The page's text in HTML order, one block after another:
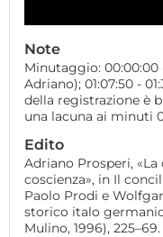
Note
Minutaggio: 00:00:00
Adriano); 01:07:50 -
della registrazione è
una lacuna ai minuti
Edito
Adriano Prosperi,
coscienza», in Il
Paolo Prodi e
storico italo
Mulino, 1996), 225–69.